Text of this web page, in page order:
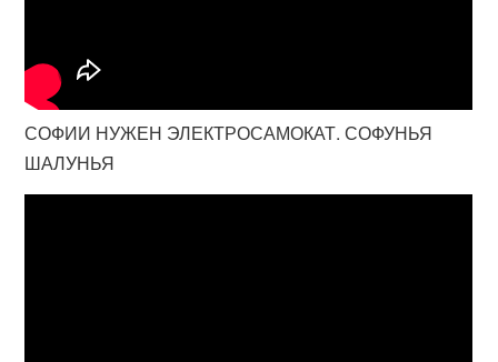
СОФИИ НУЖЕН ЭЛЕКТРОСАМОКАТ. СОФУНЬЯ
ШАЛУНЬЯ